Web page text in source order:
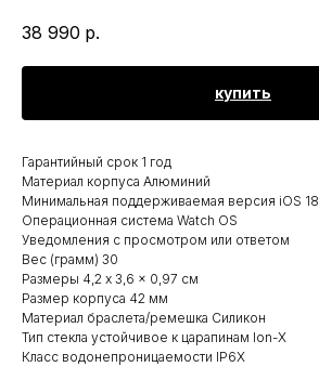
38 990 р.
купить
Гарантийный срок 1 год
Материал корпуса Алюминий
Минимальная поддерживаемая версия iOS 18
Операционная система Watch OS
Уведомления с просмотром или ответом
Вес (грамм) 30
Размеры 4,2 x 3,6 x 0,97 см
Размер корпуса 42 мм
Материал браслета/ремешка Силикон
Тип стекла устойчивое к царапинам Ion-X
Класс водонепроницаемости IP6X